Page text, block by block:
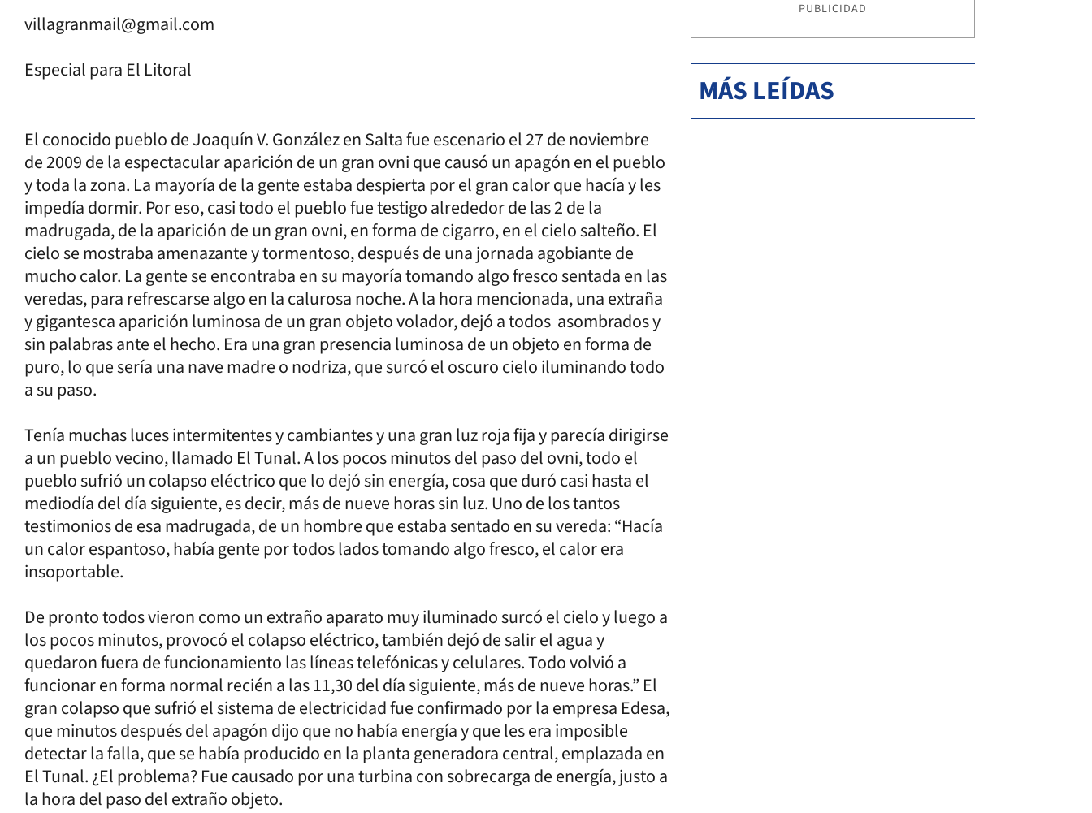
villagranmail@gmail.com
Especial para El Litoral
El conocido pueblo de Joaquín V. González en Salta fue escenario el 27 de noviembre
de 2009 de la espectacular aparición de un gran ovni que causó un apagón en el pueblo
y toda la zona. La mayoría de la gente estaba despierta por el gran calor que hacía y les
impedía dormir. Por eso, casi todo el pueblo fue testigo alrededor de las 2 de la
madrugada, de la aparición de un gran ovni, en forma de cigarro, en el cielo salteño. El
cielo se mostraba amenazante y tormentoso, después de una jornada agobiante de
mucho calor. La gente se encontraba en su mayoría tomando algo fresco sentada en las
veredas, para refrescarse algo en la calurosa noche. A la hora mencionada, una extraña
y gigantesca aparición luminosa de un gran objeto volador, dejó a todos asombrados y
sin palabras ante el hecho. Era una gran presencia luminosa de un objeto en forma de
puro, lo que sería una nave madre o nodriza, que surcó el oscuro cielo iluminando todo
a su paso.
Tenía muchas luces intermitentes y cambiantes y una gran luz roja fija y parecía dirigirse
a un pueblo vecino, llamado El Tunal. A los pocos minutos del paso del ovni, todo el
pueblo sufrió un colapso eléctrico que lo dejó sin energía, cosa que duró casi hasta el
mediodía del día siguiente, es decir, más de nueve horas sin luz. Uno de los tantos
testimonios de esa madrugada, de un hombre que estaba sentado en su vereda: “Hacía
un calor espantoso, había gente por todos lados tomando algo fresco, el calor era
insoportable.
De pronto todos vieron como un extraño aparato muy iluminado surcó el cielo y luego a
los pocos minutos, provocó el colapso eléctrico, también dejó de salir el agua y
quedaron fuera de funcionamiento las líneas telefónicas y celulares. Todo volvió a
funcionar en forma normal recién a las 11,30 del día siguiente, más de nueve horas.” El
gran colapso que sufrió el sistema de electricidad fue confirmado por la empresa Edesa,
que minutos después del apagón dijo que no había energía y que les era imposible
detectar la falla, que se había producido en la planta generadora central, emplazada en
El Tunal. ¿El problema? Fue causado por una turbina con sobrecarga de energía, justo a
la hora del paso del extraño objeto.
PUBLICIDAD
MÁS LEÍDAS